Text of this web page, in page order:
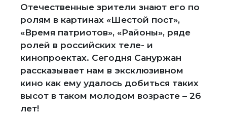
Отечественные зрители знают его по
ролям в картинах «Шестой пост»,
«Время патриотов», «Районы», ряде
ролей в российских теле- и
кинопроектах. Сегодня Сануржан
рассказывает нам в эксклюзивном
кино как ему удалось добиться таких
высот в таком молодом возрасте – 26
лет!